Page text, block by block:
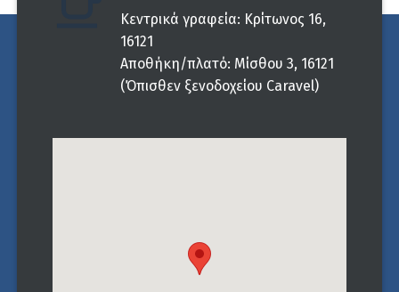
Κεντρικά γραφεία: Κρίτωνος 16,
16121
Αποθήκη/πλατό: Μίσθου 3, 16121
(Όπισθεν ξενοδοχείου Caravel)